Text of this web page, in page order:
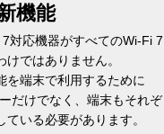
機能
対応機器がすべてのWi-Fi 7
ではありません。
端末で利用するために
だけでなく、端末もそれぞ
いる必要があります。